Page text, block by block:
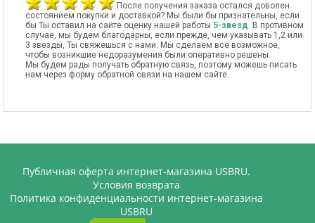
После получения заказа остался доволен
состоянием покупки и доставкой? Мы были бы признательны, если
бы Ты оставил на сайте оценку нашей работы 5-звезд. В противном
случае, мы будем благодарны, если прежде, чем указывать 1,2 или
3 звезды, Ты свяжешься с нами. Мы сделаем все возможное,
чтобы возникшие недоразумения были оперативно решены.
Мы будем рады получать обратную связь, поэтому можешь писать
нам через форму обратной связи на нашем сайте.
Публичная оферта интернет-магазина USBRU.
Условия возврата
Политика конфиденциальности интернет-магазина
USBRU